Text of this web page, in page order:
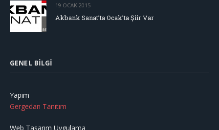
19 OCAK 2015
Akbank Sanat’ta Ocak’ta Şiir Var
GENEL BILGI
Yapım
Gergedan Tanıtım
Web Tasarım Uygulama